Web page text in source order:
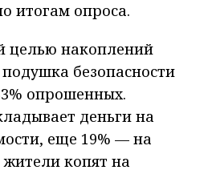
итогам опроса.
целью накоплений
безопасности
опрошенных.
деньги на
еще 19% — на
жители копят на